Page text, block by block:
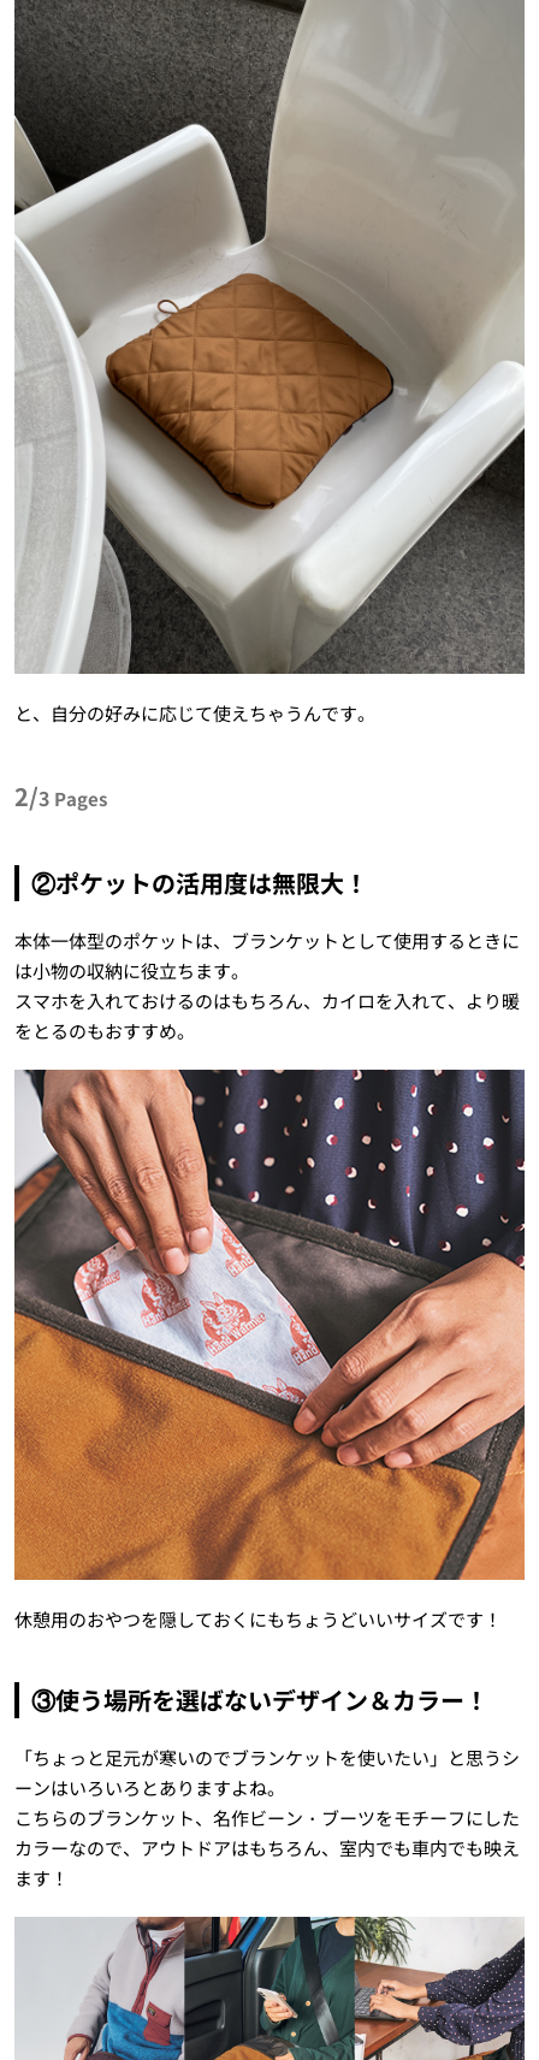
と、自分の好みに応じて使えちゃうんです。
2/3 Pages
②ポケットの活用度は無限大！
本体一体型のポケットは、ブランケットとして使用するときに
は小物の収納に役立ちます。
スマホを入れておけるのはもちろん、カイロを入れて、より暖
をとるのもおすすめ。
休憩用のおやつを隠しておくにもちょうどいいサイズです！
③使う場所を選ばないデザイン＆カラー！
「ちょっと足元が寒いのでブランケットを使いたい」と思うシ
ーンはいろいろとありますよね。
こちらのブランケット、名作ビーン・ブーツをモチーフにした
カラーなので、アウトドアはもちろん、室内でも車内でも映え
ます！